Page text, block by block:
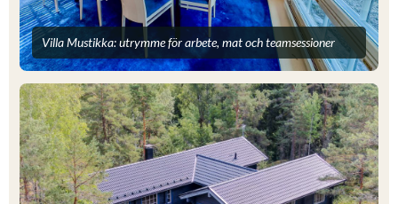
Villa Mustikka: utrymme för arbete, mat och teamsessioner